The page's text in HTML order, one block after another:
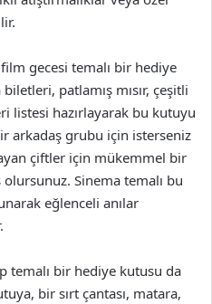
gecesi temalı bir hediye
patlamış mısır, çeşitli
listesi hazırlayarak bu kutuyu
arkadaş grubu için isterseniz
çiftler için mükemmel bir
Sinema temalı bu
eğlenceli anılar
temalı bir hediye kutusu da
bir sırt çantası, matara,